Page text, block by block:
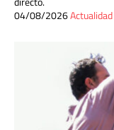
04/08/2026Actualidad